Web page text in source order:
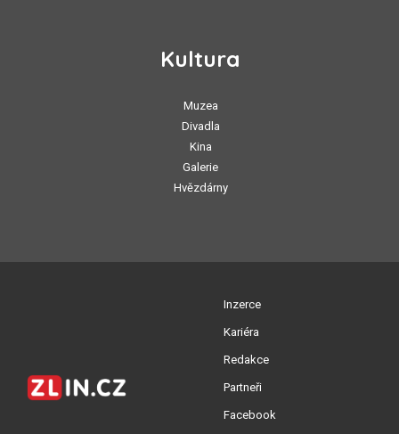
Kultura
Muzea
Divadla
Kina
Galerie
Hvězdárny
Inzerce
Kariéra
Redakce
Partneři
Facebook